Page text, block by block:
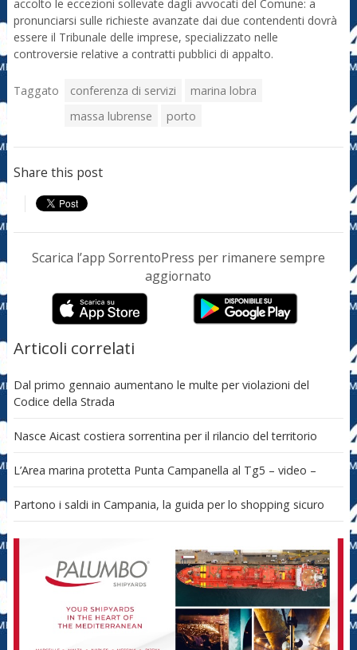
accolto le eccezioni sollevate dagli avvocati del Comune: a
pronunciarsi sulle richieste avanzate dai due contendenti dovrà
essere il Tribunale delle imprese, specializzato nelle
controversie relative a contratti pubblici di appalto.
Taggato conferenza di servizi
marina lobra
massa lubrense
porto
Share this post
Scarica l’app SorrentoPress per rimanere sempre
aggiornato
Articoli correlati
Dal primo gennaio aumentano le multe per violazioni del
Codice della Strada
Nasce Aicast costiera sorrentina per il rilancio del territorio
L’Area marina protetta Punta Campanella al Tg5 – video –
Partono i saldi in Campania, la guida per lo shopping sicuro